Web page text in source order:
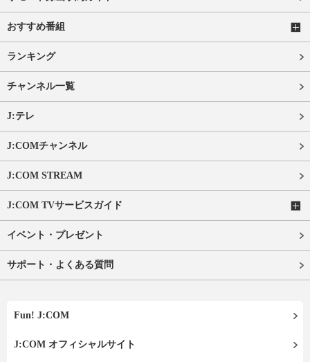
おすすめ番組
ランキング
チャンネル一覧
J:テレ
J:COMチャンネル
J:COM STREAM
J:COM TVサービスガイド
イベント・プレゼント
サポート・よくある質問
Fun! J:COM
J:COM オフィシャルサイト